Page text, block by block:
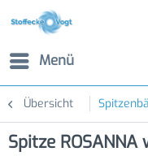
Menü
Übersicht
Spitze